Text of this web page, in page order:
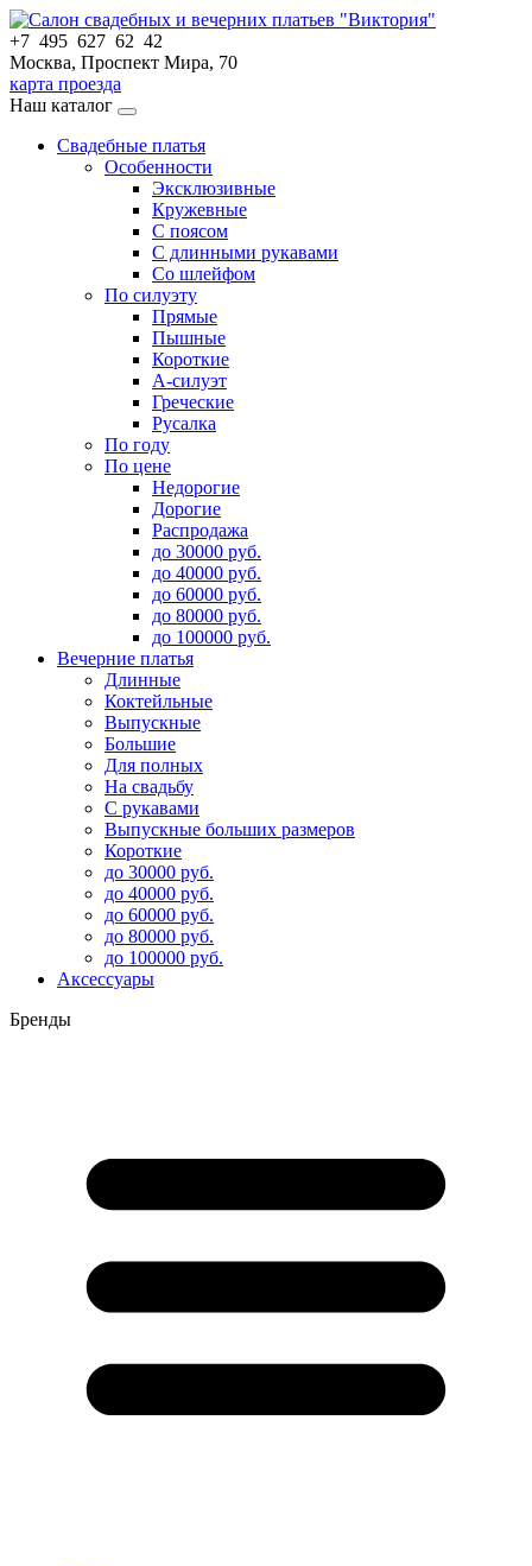
+7 495 627 62 42
Москва, Проспект Мира, 70
карта проезда
Наш каталог
Свадебные платья
Особенности
Эксклюзивные
Кружевные
С поясом
С длинными рукавами
Со шлейфом
По силуэту
Прямые
Пышные
Короткие
А-силуэт
Греческие
Русалка
По году
По цене
Недорогие
Дорогие
Распродажа
до 30000 руб.
до 40000 руб.
до 60000 руб.
до 80000 руб.
до 100000 руб.
Вечерние платья
Длинные
Коктейльные
Выпускные
Большие
Для полных
На свадьбу
С рукавами
Выпускные больших размеров
Короткие
до 30000 руб.
до 40000 руб.
до 60000 руб.
до 80000 руб.
до 100000 руб.
Аксессуары
Бренды